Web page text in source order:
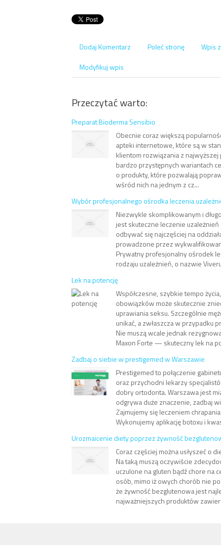
Dodaj Komentarz Poleć stronę
Wpis
Modyfikuj wpis
Przeczytać warto:
Preparat Bioderma Sensibio
Obecnie coraz większą
apteki internetowe, które są w
klientom rozwiązania z najwyższej
bardzo przystępnych wariantach
o produkty, które pozwalają
wśród nich na jednym z cz...
Wybór profesjonalnego ośrodka leczenia
Niezwykle skomplikowanym i
jest skuteczne leczenie uzależnień
odbywać się najczęściej na
prowadzone przez
Prywatny profesjonalny ośrodek
rodzaju uzależnień, o nazwie
Lek na potencję
Współczesne, szybkie tempo
obowiązków może skutecznie
uprawiania seksu. Szczególnie
unikać, a zwłaszcza w przypadku
Nie muszą wcale jednak
Maxon Forte — skuteczny lek na
Zadbaj o siebie w prestigemed w Warszawie
Prestigemed to połączenie
oraz przychodni lekarzy
dobry ortodonta. Warszawa jest
odgrywa duże znaczenie, zadbaj
Zajmujemy się leczeniem
Wykonujemy aplikację botoxu i
Urozmaicenie diety poprzez żywność
Coraz częściej można usłyszeć o
Na taką muszą oczywiście
uczulone na gluten bądź chore na
osób, mimo iż owych chorób nie
że żywność bezglutenowa jest
najważniejszych produktów